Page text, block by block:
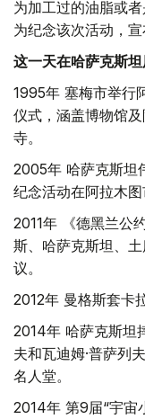
为加工过的油脂或
为纪念该次活动，
这一天在哈萨克斯
1995年 塞梅市举行
仪式，涵盖博物馆
寺。
2005年 哈萨克斯坦
纪念活动在阿拉木图
2011年 《德黑兰公
斯、哈萨克斯坦、
议。
2012年 曼格斯套卡
2014年 哈萨克斯坦
夫和瓦迪姆·普萨列
名人堂。
2014年 第9届“宇宙